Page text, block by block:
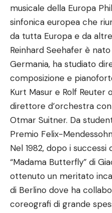
musicale della Europa
sinfonica europea che
da tutta Europa e da
Reinhard Seehafer è
Germania, ha studiato
composizione e
Kurt Masur e Rolf Reuter
direttore d’orchestra
Otmar Suitner. Da
Premio Felix-
Nel 1982, dopo i
“Madama Butterfly” di
ottenuto un meritato
di Berlino dove ha
coreografi di grande